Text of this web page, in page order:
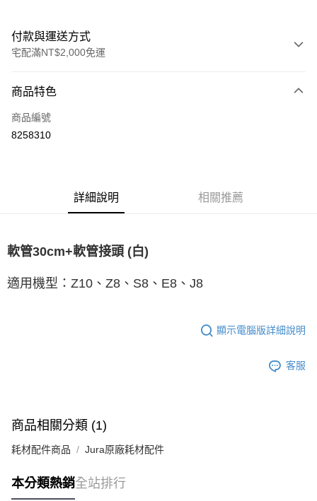
付款與運送方式
宅配滿NT$2,000免運
信用卡一次付款
ATM付款
每筆NT$150，滿NT$2,000(含以上)免運費
商品特色
商品編號
8258310
詳細說明 相關推薦
軟管30cm+軟管接頭 (白)
適用機型：Z10、Z8、S8 、E8 、J8
顯示電腦版詳細說明
客服
商品相關分類 (1)
耗材配件商品 Jura原廠耗材配件
本分類熱銷全站排行